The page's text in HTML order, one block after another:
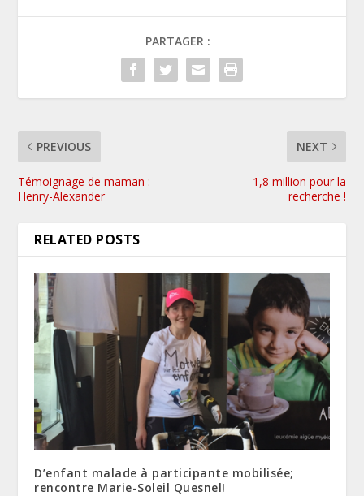
PARTAGER :
PREVIOUS
Témoignage de maman :
Henry-Alexander
NEXT
1,8 million pour la
recherche !
RELATED POSTS
D’enfant malade à participante mobilisée;
rencontre Marie-Soleil Quesnel!